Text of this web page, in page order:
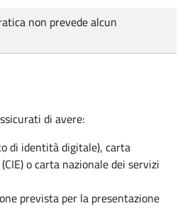
non prevede alcun
di avere:
di identità digitale), carta
o carta nazionale dei servizi
prevista per la presentazione